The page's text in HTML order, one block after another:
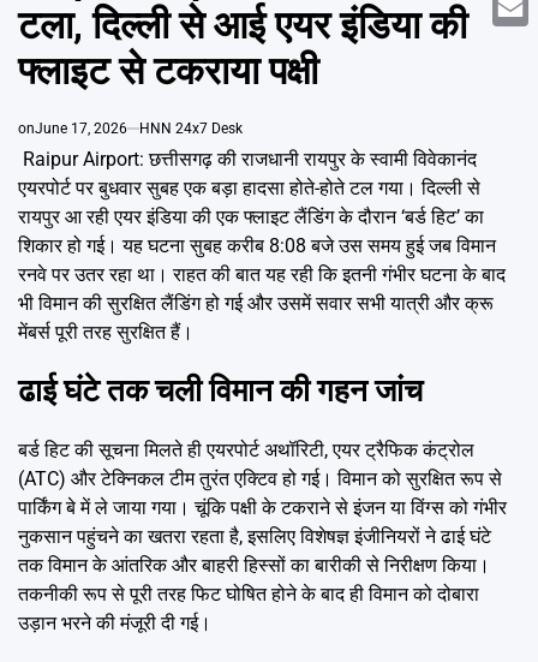
टला, दिल्ली से आई एयर इंडिया की
फ्लाइट से टकराया पक्षी
onJune 17, 2026 HNN 24x7 Desk
Raipur Airport: छत्तीसगढ़ की राजधानी रायपुर के स्वामी विवेकानंद
एयरपोर्ट पर बुधवार सुबह एक बड़ा हादसा होते-होते टल गया। दिल्ली से
रायपुर आ रही एयर इंडिया की एक फ्लाइट लैंडिंग के दौरान ‘बर्ड हिट’ का
शिकार हो गई। यह घटना सुबह करीब 8:08 बजे उस समय हुई जब विमान
रनवे पर उतर रहा था। राहत की बात यह रही कि इतनी गंभीर घटना के बाद
भी विमान की सुरक्षित लैंडिंग हो गई और उसमें सवार सभी यात्री और क्रू
मेंबर्स पूरी तरह सुरक्षित हैं।
ढाई घंटे तक चली विमान की गहन जांच
बर्ड हिट की सूचना मिलते ही एयरपोर्ट अथॉरिटी, एयर ट्रैफिक कंट्रोल
(ATC) और टेक्निकल टीम तुरंत एक्टिव हो गई। विमान को सुरक्षित रूप से
पार्किंग बे में ले जाया गया। चूंकि पक्षी के टकराने से इंजन या विंग्स को गंभीर
नुकसान पहुंचने का खतरा रहता है, इसलिए विशेषज्ञ इंजीनियरों ने ढाई घंटे
तक विमान के आंतरिक और बाहरी हिस्सों का बारीकी से निरीक्षण किया।
तकनीकी रूप से पूरी तरह फिट घोषित होने के बाद ही विमान को दोबारा
उड़ान भरने की मंजूरी दी गई।